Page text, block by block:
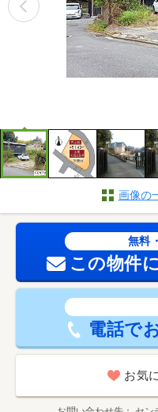
画像の
無料
この物件
電話で
お気